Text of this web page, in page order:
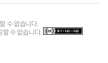
수 없습니다.
할 수 없습니다.